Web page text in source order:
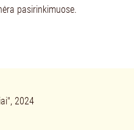
pasirinkimuose.